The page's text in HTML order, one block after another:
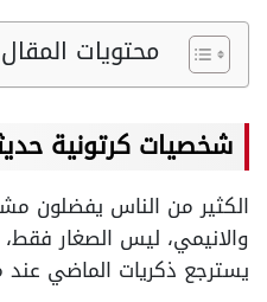
محتويات المقال
شخصيات كرتونية
الكثير من الناس يفضلون
والانيمي، ليس الصغار
يسترجع ذكريات الماضي